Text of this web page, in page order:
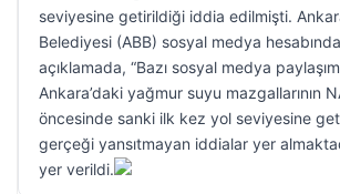
seviyesine getirildiği iddia edilmişti.
Belediyesi (ABB) sosyal medya
açıklamada, “Bazı sosyal medya
Ankara’daki yağmur suyu mazgallarının
öncesinde sanki ilk kez yol seviyesine
gerçeği yansıtmayan iddialar yer
yer verildi.